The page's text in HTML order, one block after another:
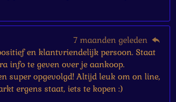
7 maanden geleden
en klantvriendelijk persoon. Staat
info te geven over je aankoop.
super opgevolgd! Altijd leuk om on line,
ergens staat, iets te kopen :)